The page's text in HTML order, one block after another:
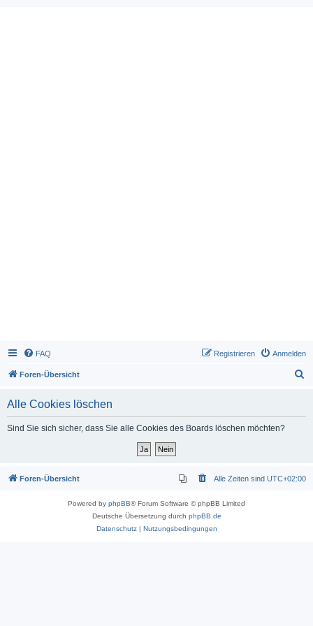
FAQ Anmelden
Registrieren
Foren-Übersicht
Alle Cookies löschen
Sind Sie sich sicher, dass Sie alle Cookies des Boards löschen möchten?
Foren-Übersicht Alle Zeiten sind UTC+02:00
Powered by phpBB® Forum Software © phpBB Limited
Deutsche Übersetzung durch phpBB.de
Datenschutz| Nutzungsbedingungen